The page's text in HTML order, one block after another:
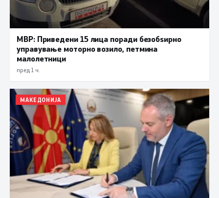
МВР: Приведени 15 лица поради безобѕирно
управување моторно возило, петмина
малолетници
пред 1 ч.
МАКЕДОНИЈА